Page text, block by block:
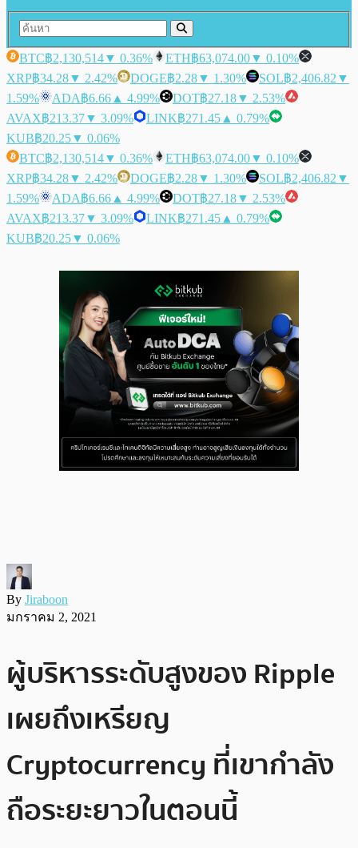
BTC฿2,130,514▼ 0.36% ETH฿63,074.00▼ 0.10%
XRP฿34.28▼ 2.42% DOGE฿2.28▼ 1.30% SOL฿2,406.82 ▼
1.59%
ADA฿6.66 ▲ 4.99% DOT฿27.18▼ 2.53%
AVAX฿213.37▼ 3.09% LINK฿271.45 ▲ 0.79%
KUB฿20.25▼ 0.06%
BTC฿2,130,514▼ 0.36% ETH฿63,074.00▼ 0.10%
XRP฿34.28▼ 2.42% DOGE฿2.28▼ 1.30% SOL฿2,406.82 ▼
1.59%
ADA฿6.66 ▲ 4.99% DOT฿27.18▼ 2.53%
AVAX฿213.37▼ 3.09% LINK฿271.45 ▲ 0.79%
KUB฿20.25▼ 0.06%
By Jiraboon
มกราคม 2, 2021
ผู้บริหารระดับสูงของ Ripple
เผยถึงเหรียญ
Cryptocurrency ที่เขากำลัง
ถือระยะยาวในตอนนี้